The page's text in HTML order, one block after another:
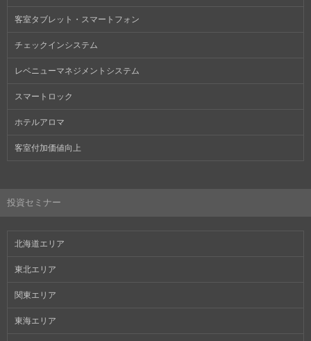
客室タブレット・スマートフォン
チェックインシステム
レベニューマネジメントシステム
スマートロック
ホテルアロマ
客室付加価値向上
投資セミナー
北海道エリア
東北エリア
関東エリア
東海エリア